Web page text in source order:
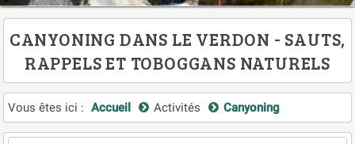
CANYONING DANS LE VERDON - SAUTS,
RAPPELS ET TOBOGGANS NATURELS
Vous êtes ici : Accueil Activités Canyoning